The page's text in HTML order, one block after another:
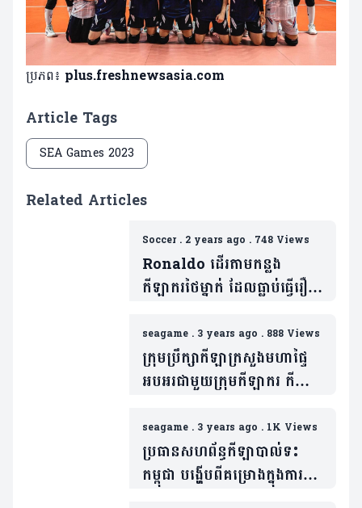
ប្រភព៖ plus.freshnewsasia.com
Article Tags
SEA Games 2023
Related Articles
Soccer. 2 years ago . 748 Views
Ronaldo ដើរតាមកន្លង
កីឡាករថៃម្នាក់ ដែលធ្លាប់ធ្វើរឿង
ស៊ីហ្គេម និងទទួលការរិះគន់យ៉ាង
ស្ពឹកមុខ (មានវីដេអូ)
seagame . 3 years ago . 888 Views
ក្រុមប្រឹក្សាកីឡាក្រសួងមហាផ្ទៃ
អបអរជាមួយក្រុមកីឡាករ កីឡា
ជោគជ័យយ៉ាងជ្រាលជ្រៅ ក្នុង
ព្រឹត្តិការណ៍កីឡាស៊ីហ្គេម
seagame . 3 years ago . 1K Views
ប្រធានសហព័ន្ធកីឡាបាល់ទះ
កម្ពុជា បង្ហើបពីគម្រោងក្នុងការ